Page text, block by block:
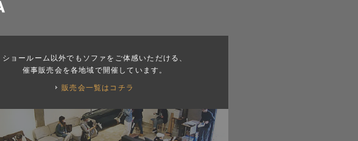
ショールーム以外でもソファをご体感いただける、
催事販売会を各地域で開催しています。
販売会一覧はコチラ